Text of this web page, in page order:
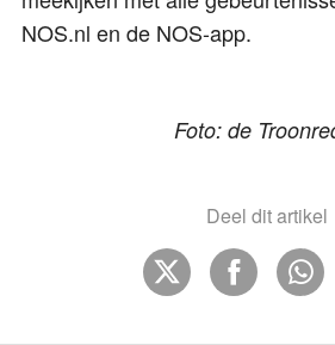
NOS.nl en de NOS-app.
Foto: de
Deel dit artikel